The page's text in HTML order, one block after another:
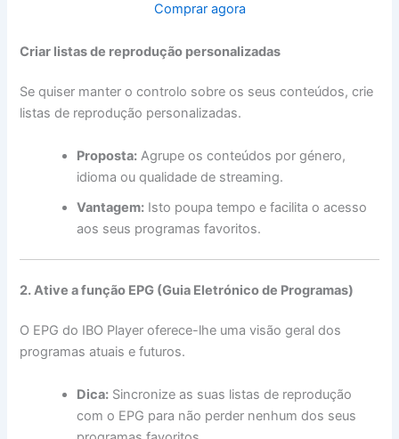
Comprar agora
Criar listas de reprodução personalizadas
Se quiser manter o controlo sobre os seus conteúdos, crie
listas de reprodução personalizadas.
Proposta: Agrupe os conteúdos por género,
idioma ou qualidade de streaming.
Vantagem: Isto poupa tempo e facilita o acesso
aos seus programas favoritos.
2. Ative a função EPG (Guia Eletrónico de Programas)
O EPG do IBO Player oferece-lhe uma visão geral dos
programas atuais e futuros.
Dica: Sincronize as suas listas de reprodução
com o EPG para não perder nenhum dos seus